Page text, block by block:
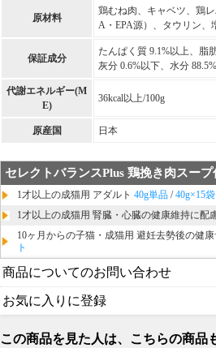
原材料
鶏むね肉、キャベツ、鶏
A・EPA源）、タウリン、
保証成分
たんぱく質 9.1%以上、脂
灰分 0.6%以下、水分
代謝エネルギー(M
E)
36kcal以上/100g
原産国 日本
セレクトバランスPlus 鶏挽き肉スー
1才以上の成猫用 アダルト 40g単品 /40g×15
1才以上の成猫用 腎臓・心臓の健康維持に配
10ヶ月からの子猫・成猫用 避妊去勢後の健康
ト
商品についてのお問い合わせ
お気に入りに登録
この商品を見た人は、こちらの商品